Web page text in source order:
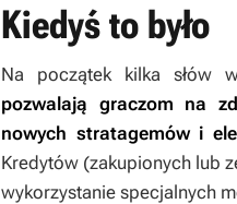
Kiedyś to było
Na początek kilka słów
pozwalają graczom na
nowych stratagemów i
Kredytów (zakupionych lub
wykorzystanie specjalnych